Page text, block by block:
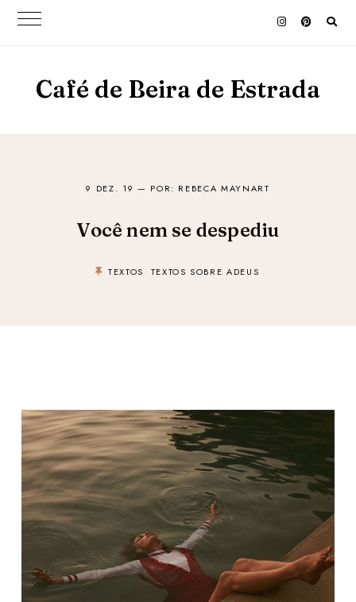
Café de Beira de Estrada
9 DEZ. 19 — POR: REBECA MAYNART
Você nem se despediu
TEXTOS TEXTOS SOBRE ADEUS